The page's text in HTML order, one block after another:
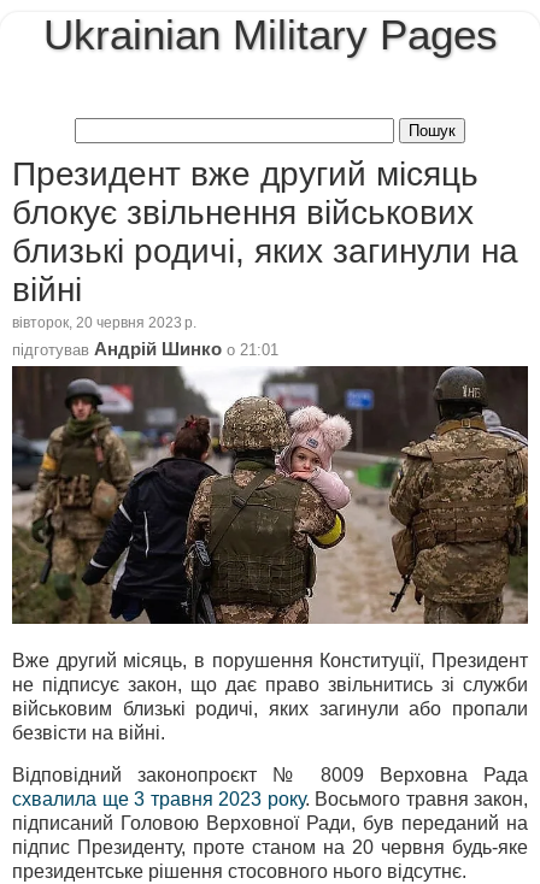
Ukrainian Military Pages
Президент вже другий місяць
блокує звільнення військових
близькі родичі, яких загинули на
війні
вівторок, 20 червня 2023 р.
підготував Андрій Шинко о 21:01
Вже другий місяць, в порушення Конституції, Президент
не підписує закон, що дає право звільнитись зі служби
військовим близькі родичі, яких загинули або пропали
безвісти на війні.
Відповідний законопроєкт № 8009 Верховна Рада
схвалила ще 3 травня 2023 року. Восьмого травня закон,
підписаний Головою Верховної Ради, був переданий на
підпис Президенту, проте станом на 20 червня будь-яке
президентське рішення стосовного нього відсутнє.